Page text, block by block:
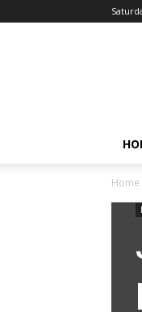
Home